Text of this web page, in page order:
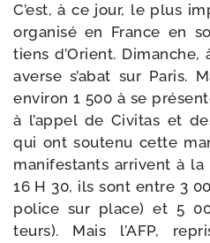
C’est, à ce jour, le plus
orga­ni­sé en France en
tiens d’Orient.
averse s’abat sur Paris.
envi­ron 1 500 à se
à l’appel de Civitas et
qui ont sou­te­nu cette
mani­fes­tants arrivent à
16 H 30, ils sont entre 3
police sur place) et 5
teurs). Mais l’AFP,